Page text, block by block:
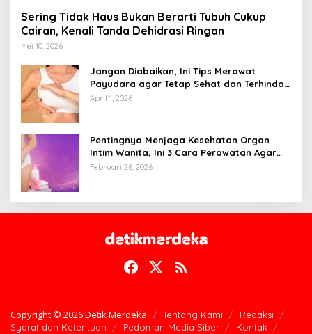
Sering Tidak Haus Bukan Berarti Tubuh Cukup
Cairan, Kenali Tanda Dehidrasi Ringan
Mei 10, 2026
Jangan Diabaikan, Ini Tips Merawat
Payudara agar Tetap Sehat dan Terhindar
dari Risiko Penyakit
April 1, 2026
Pentingnya Menjaga Kesehatan Organ
Intim Wanita, Ini 3 Cara Perawatan Agar
Tetap Bersih
Februari 26, 2026
Copyright © 2026 Detik Merdeka Tentang Kami
Redaksi
Syarat dan Ketentuan
Pedoman Media Siber Kontak